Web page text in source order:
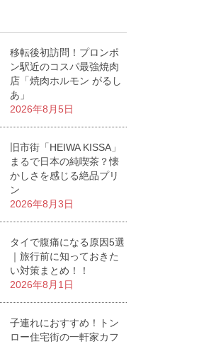
移転後初訪問！プロンポ
ン駅近のコスパ最強焼肉
店「焼肉ホルモン がるし
あ」
2026年8月5日
旧市街「HEIWA KISSA」
まるで日本の純喫茶？懐
かしさを感じる絶品プリ
ン
2026年8月3日
タイで腹痛になる原因5選
｜旅行前に知っておきた
い対策まとめ！！
2026年8月1日
子連れにおすすめ！トン
ロー住宅街の一軒家カフ